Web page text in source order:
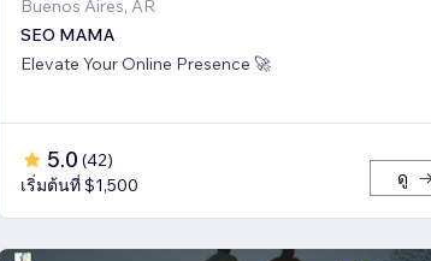
Buenos Aires, AR
SEO MAMA
Elevate Your Online Presence 🚀
5.0 (42)
เริ่มต้นที่ $1,500
ดู